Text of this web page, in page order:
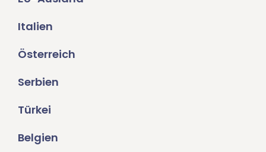
Italien
Österreich
Serbien
Türkei
Belgien